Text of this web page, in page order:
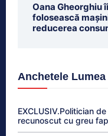
Oana Gheorghiu
folosească
reducerea
Anchetele
EXCLUSIV.Politician
recunoscut cu greu